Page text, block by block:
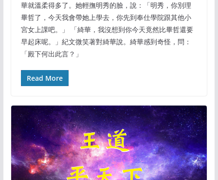
華就溫柔得多了。她輕撫明秀的臉，說：「明秀，你別理
畢哲了，今天我會帶她上學去，你先到奉仕學院跟其他小
宮女上課吧。」 「綺華，我沒想到你今天竟然比畢哲還要
早起床呢。」紀文微笑著對綺華說。綺華感到奇怪，問：
「殿下何出此言？」
Read More